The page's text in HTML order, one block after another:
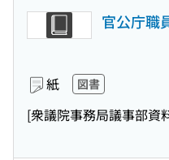
官公庁職
紙 図書
[衆議院事務局議事部資